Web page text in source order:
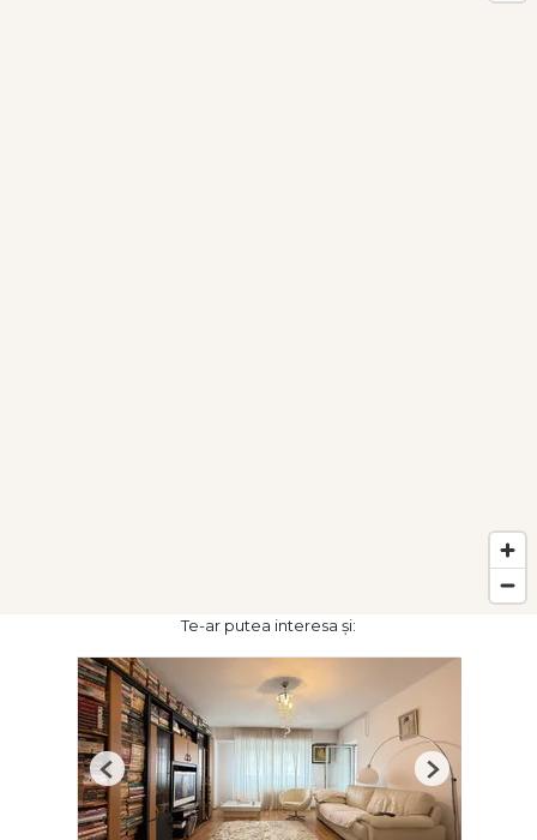
Te-ar putea interesa și:
Previous Next